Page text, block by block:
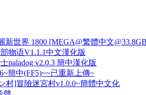
新世界 1800 [MEGA@繁體中文
物语V1.1.1中文漢化版
paladog v2.0.3 簡中漢化版
簡中(FF5)~~已重新上傳~
村]冒險迷宮村v1.0.0~簡體中文化